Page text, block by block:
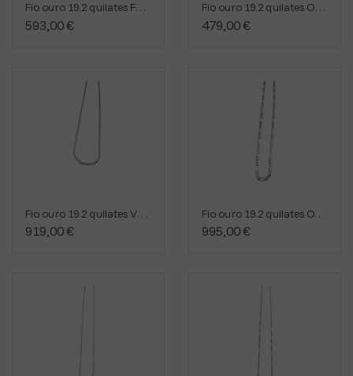
Fio ouro 19.2 quilates FN800/1/6201
593,00 €
Fio ouro 19.2 quilates OZI6454
479,00 €
Fio ouro 19.2 quilates V8CV5
919,00 €
Fio ouro 19.2 quilates OVA0217
995,00 €